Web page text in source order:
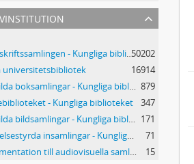
Handskriftssamlingen - Kungliga biblioteket50202
universitetsbibliotek
16914
Särskilda boksamlingar - Kungliga biblioteket 879
- Kungliga biblioteket
347
Särskilda bildsamlingar - Kungliga biblioteket 171
Händelsestyrda insamlingar - Kungliga biblioteket
71
Dokumentation till audiovisuella samlingar - Kungliga biblioteket
15